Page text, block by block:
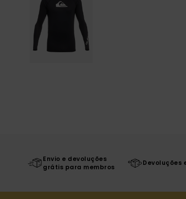
Envio e devoluções
grátis para membros
Devoluções